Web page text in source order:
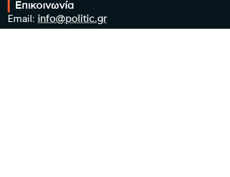
Επικοινωνία
Email: info@politic.gr
Τηλ: